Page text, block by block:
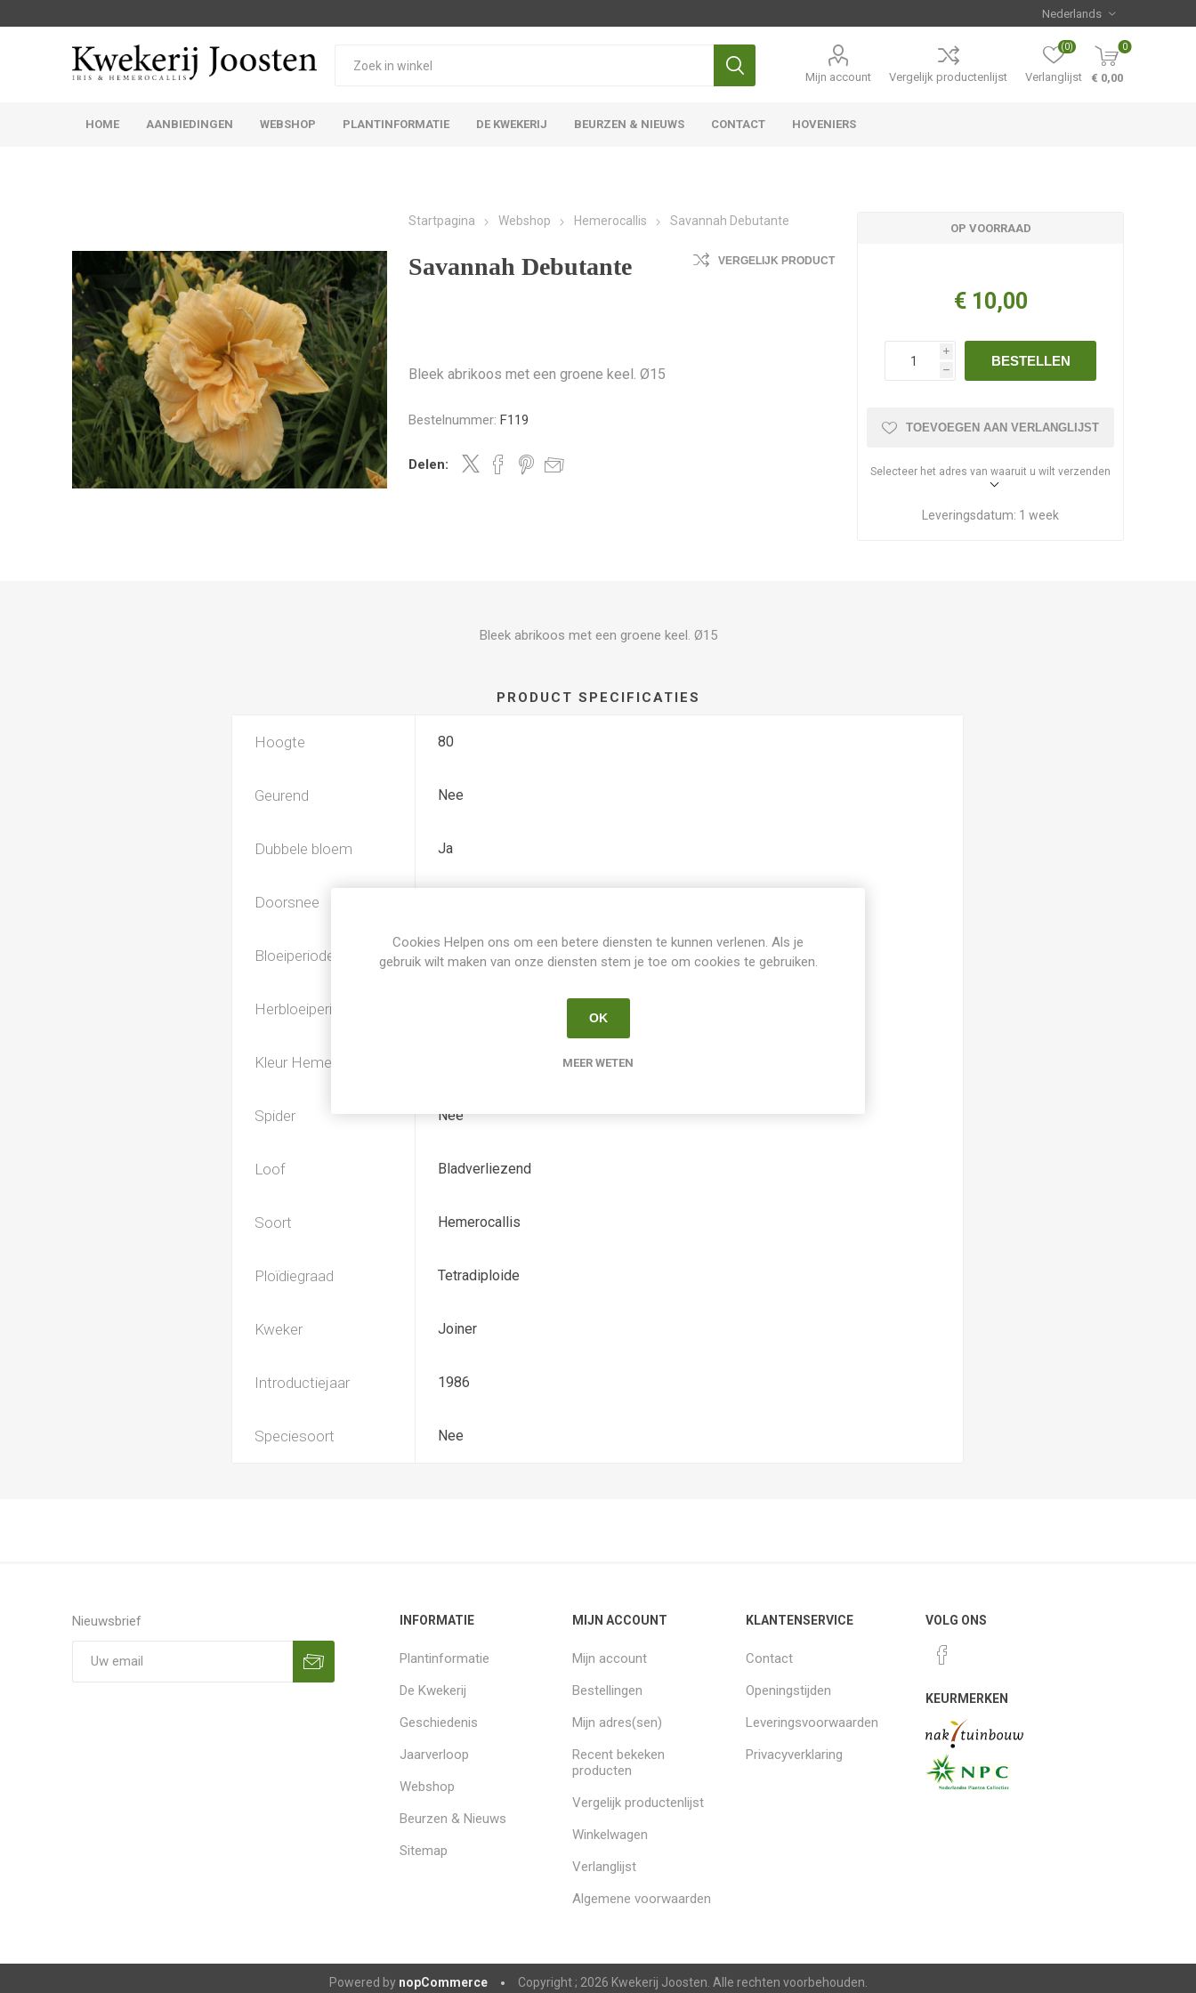
Mijn account Vergelijk productenlijst Verlanglijst
(0) 0
€ 0,00
HOME AANBIEDINGEN WEBSHOP PLANTINFORMATIE DE KWEKERIJ BEURZEN & NIEUWS CONTACT HOVENIERS
Startpagina Webshop Hemerocallis Savannah Debutante
Savannah Debutante VERGELIJK PRODUCT
Bleek abrikoos met een groene keel. Ø15
Bestelnummer: F119
Delen:
OP VOORRAAD
€ 10,00
i
h
BESTELLEN
TOEVOEGEN AAN VERLANGLIJST
Selecteer het adres van waaruit u wilt verzenden
Leveringsdatum: 1 week
Bleek abrikoos met een groene keel. Ø15
PRODUCT SPECIFICATIES
Hoogte 80
Geurend Nee
Dubbele bloem Ja
Doorsnee
Bloeiperiode Juli
Herbloeiperiode
Kleur Hemerocallis
Spider Nee
Loof Bladverliezend
Soort Hemerocallis
Ploïdiegraad Tetradiploide
Kweker Joiner
Introductiejaar 1986
Speciesoort Nee
Nieuwsbrief INFORMATIE
Plantinformatie
De Kwekerij
Geschiedenis
Jaarverloop
Webshop
Beurzen & Nieuws
Sitemap
MIJN ACCOUNT
Mijn account
Bestellingen
Mijn adres(sen)
Recent bekeken
producten
Vergelijk productenlijst
Winkelwagen
Verlanglijst
Algemene voorwaarden
KLANTENSERVICE
Contact
Openingstijden
Leveringsvoorwaarden
Privacyverklaring
VOLG ONS
KEURMERKEN
Powered by nopCommerce Copyright ; 2026 Kwekerij Joosten. Alle rechten voorbehouden.
Cookies Helpen ons om een betere diensten te kunnen verlenen. Als je
gebruik wilt maken van onze diensten stem je toe om cookies te gebruiken.
OK
MEER WETEN